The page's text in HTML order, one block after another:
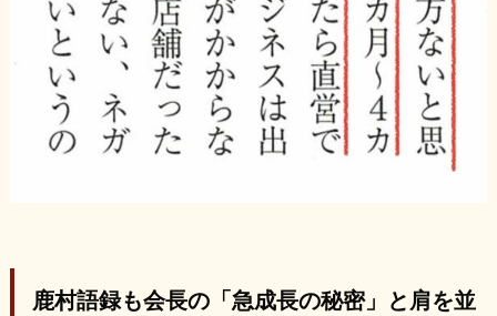
鹿村語録も会長の「急成長の秘密」と肩を並